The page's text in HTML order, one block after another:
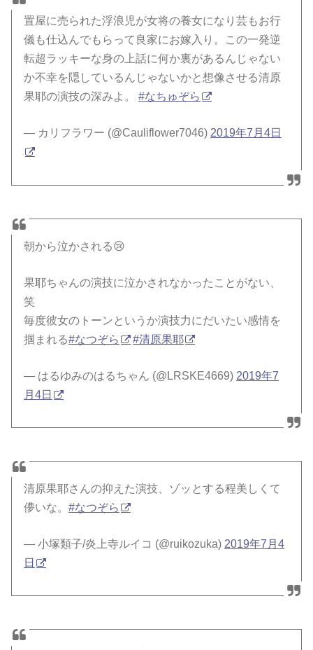
置屋に売られた浮浪児が女将の養女になり芸もお行
儀も仕込んでもらって良家にお嫁入り。この一発逆
転超ラッキーな身の上話に何か裏があるんじゃない
か不幸を隠しているんじゃないかと想像させる清原
果耶の演技の深みよ。#なちゅぞら
— カリフラワー (@Cauliflower7046)2019年7月4日
朝から泣かされる😢
果耶ちゃんの演技に泣かされなかったことがない、
笑
毎度彼女のトーンというか演技力にだいたい感情を
掴まれる#なつぞら #清原果耶
— はるゆみのはるちゃん (@LRSKE4669) 2019年7
月4日
清原果耶さんの抑えた演技、ゾッとする程美しくて
儚いな。#なつぞら
— 小塚類子/炎上寺ルイコ (@ruikozuka) 2019年7月4
日